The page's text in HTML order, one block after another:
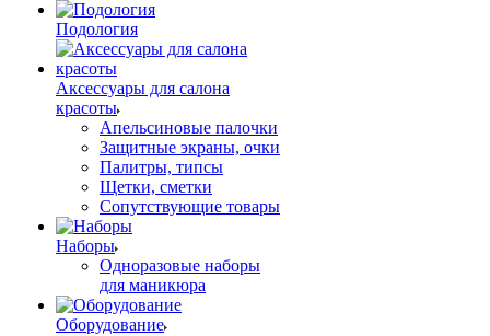
Подология
Аксессуары для салона
красоты
Апельсиновые палочки
Защитные экраны, очки
Палитры, типсы
Щетки, сметки
Сопутствующие товары
Наборы
Одноразовые наборы
для маникюра
Оборудование